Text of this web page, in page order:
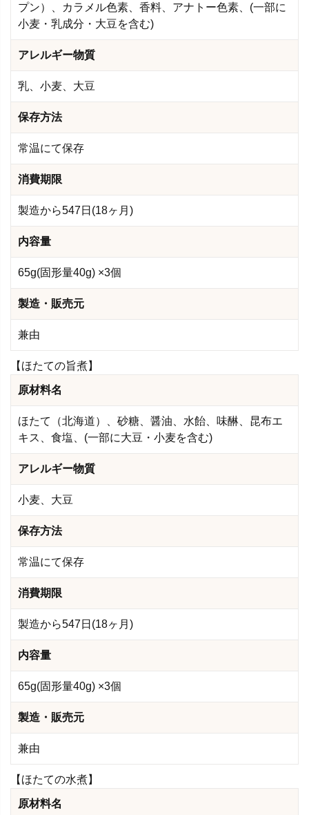
プン）、カラメル色素、香料、アナトー色素、(一部に
小麦・乳成分・大豆を含む)
アレルギー物質
乳、小麦、大豆
保存方法
常温にて保存
消費期限
製造から547日(18ヶ月)
内容量
65g(固形量40g) ×3個
製造・販売元
兼由
【ほたての旨煮】
原材料名
ほたて（北海道）、砂糖、醤油、水飴、味醂、昆布エ
キス、食塩、(一部に大豆・小麦を含む)
アレルギー物質
小麦、大豆
保存方法
常温にて保存
消費期限
製造から547日(18ヶ月)
内容量
65g(固形量40g) ×3個
製造・販売元
兼由
【ほたての水煮】
原材料名